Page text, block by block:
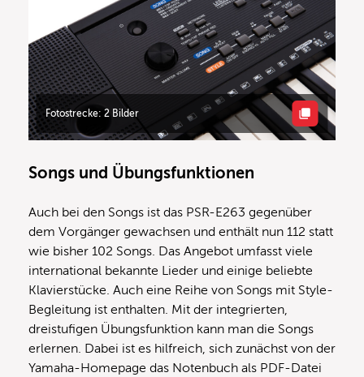
Fotostrecke: 2 Bilder
Songs und Übungsfunktionen
Auch bei den Songs ist das PSR-E263 gegenüber
dem Vorgänger gewachsen und enthält nun 112 statt
wie bisher 102 Songs. Das Angebot umfasst viele
international bekannte Lieder und einige beliebte
Klavierstücke. Auch eine Reihe von Songs mit Style-
Begleitung ist enthalten. Mit der integrierten,
dreistufigen Übungsfunktion kann man die Songs
erlernen. Dabei ist es hilfreich, sich zunächst von der
Yamaha-Homepage das Notenbuch als PDF-Datei